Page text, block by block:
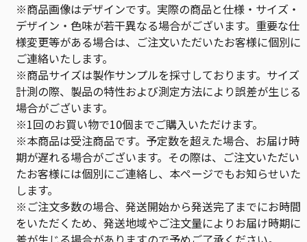
※商品画像はデザインです。実際の商品と仕様・サイズ・
デザイン・色味が若干異なる場合がございます。重要な仕
様変更等がある場合は、ご注文いただいたお客様に個別に
ご連絡いたします。
※商品サイズは製作サンプルを採寸しております。サイズ
計測の際、製品の特性および測定方法により誤差が生じる
場合がございます。
※1回のお買い物で10個までご購入いただけます。
※本商品は受注商品です。予定数を超えた場合、お届け時
期が遅れる場合がございます。その際は、ご注文いただい
たお客様には個別にご連絡し、本ページでもお知らせいた
します。
※ご注文多数の場合、発送開始から発送完了までにお時間
をいただくため、発送地域やご注文量によりお届け時期に